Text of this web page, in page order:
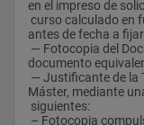
la Universidad de Alcalá, obtendrán el Título Propio de Máster
en Auditoría de
la Universidad de
El estudio puede ser concluido por el alumno en un solo curso
académico si se
que permiten la
no puedan
Módulo
-Contabilidad de
-Análisis contable.
-Consolidación
Módulo Materias
-Derecho civil.
en el impreso de
antes de fecha a fijar.
documento
Máster, mediante
siguientes: